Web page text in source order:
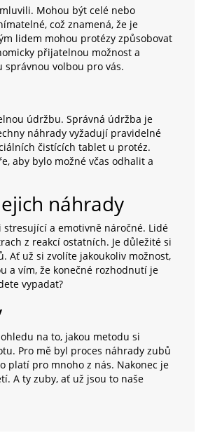
Mohou být celé nebo
což znamená, že je
lidem mohou protézy způsobovat
přijatelnou možnost a
volbou pro vás.
údržbu. Správná údržba je
náhrady vyžadují pravidelné
čistících tablet u protéz.
aby bylo možné včas odhalit a
náhrady
a emotivně náročné. Lidé
z reakcí ostatních. Je důležité si
Ať už si zvolíte jakoukoliv možnost,
a vím, že konečné rozhodnutí je
vypadat?
na to, jakou metodu si
Pro mě byl proces náhrady zubů
platí pro mnoho z nás. Nakonec je
A ty zuby, ať už jsou to naše